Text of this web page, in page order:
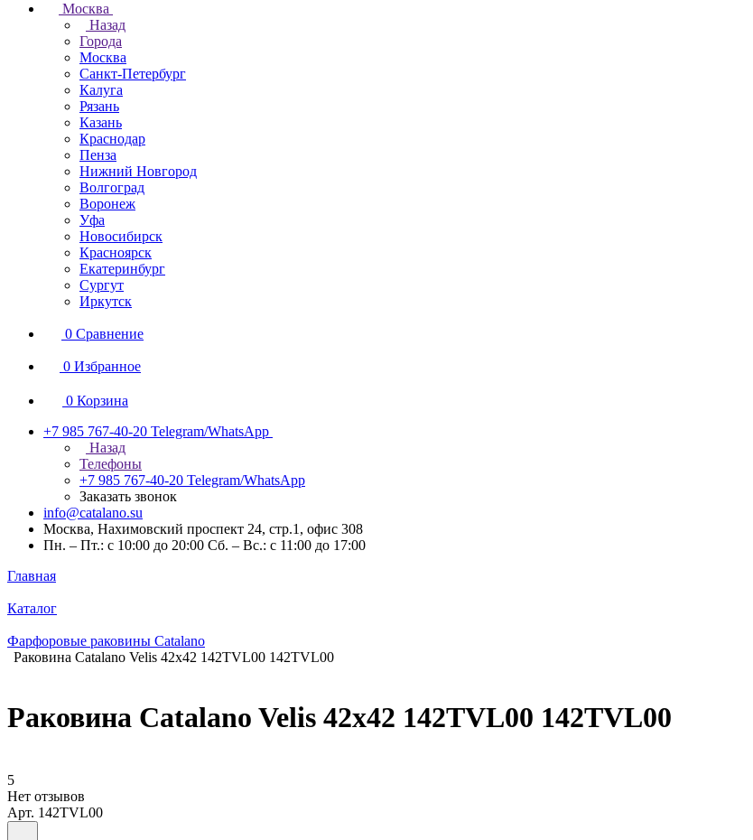
Москва
Назад
Города
Москва
Санкт-Петербург
Калуга
Рязань
Казань
Краснодар
Пенза
Нижний Новгород
Волгоград
Воронеж
Уфа
Новосибирск
Красноярск
Екатеринбург
Сургут
Иркутск
0 Сравнение
0 Избранное
0 Корзина
+7 985 767-40-20 Telegram/WhatsApp
Назад
Телефоны
+7 985 767-40-20 Telegram/WhatsApp
Заказать звонок
info@catalano.su
Москва, Нахимовский проспект 24, стр.1, офис 308
Пн. – Пт.: с 10:00 до 20:00 Сб. – Вс.: с 11:00 до 17:00
Главная
Каталог
Фарфоровые раковины Catalano
Раковина Catalano Velis 42x42 142TVL00 142TVL00
Раковина Catalano Velis 42x42 142TVL00 142TVL00
5
Нет отзывов
Арт. 142TVL00